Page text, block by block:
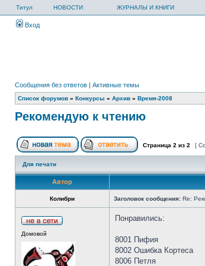
Титул НОВОСТИ ЖУРНАЛЫ И КНИГИ
Вход
Сообщения без ответов | Активные темы
Список форумов » Конкурсы » Архив » Время-2008
Рекомендую к чтению
Страница 2 из 2 [
Для печати
Автор
Колибри Заголовок сообщения: Re:
Домовой
Понравились:
8001 Пифия
8002 Ошибка Кортеса
8006 Петля